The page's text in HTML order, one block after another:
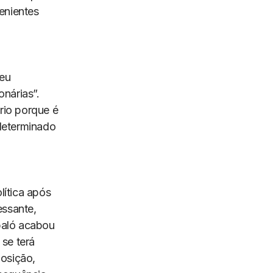
porque é
após
acabou
terá